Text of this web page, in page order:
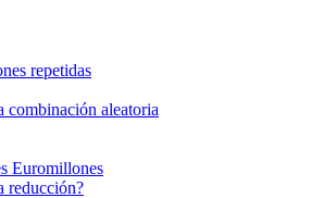
repetidas
combinación aleatoria
Euromillones
reducción?